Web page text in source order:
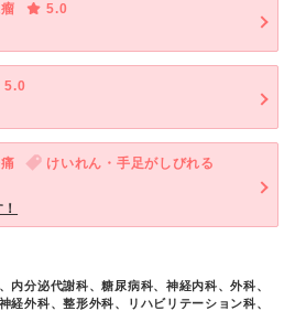
5.0
5.0
けいれん・手足がしびれる
内分泌代謝科、糖尿病科、神経内科、外科、
経外科、整形外科、リハビリテーション科、